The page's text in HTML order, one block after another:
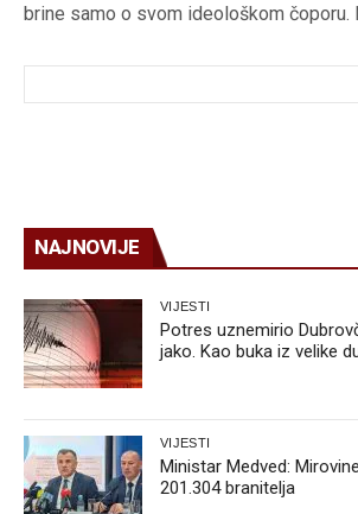
brine samo o svom ideološkom čoporu.
NAJNOVIJE
VIJESTI
Potres uznemirio
jako. Kao buka iz velike
VIJESTI
Ministar Medved:
201.304 branitelja